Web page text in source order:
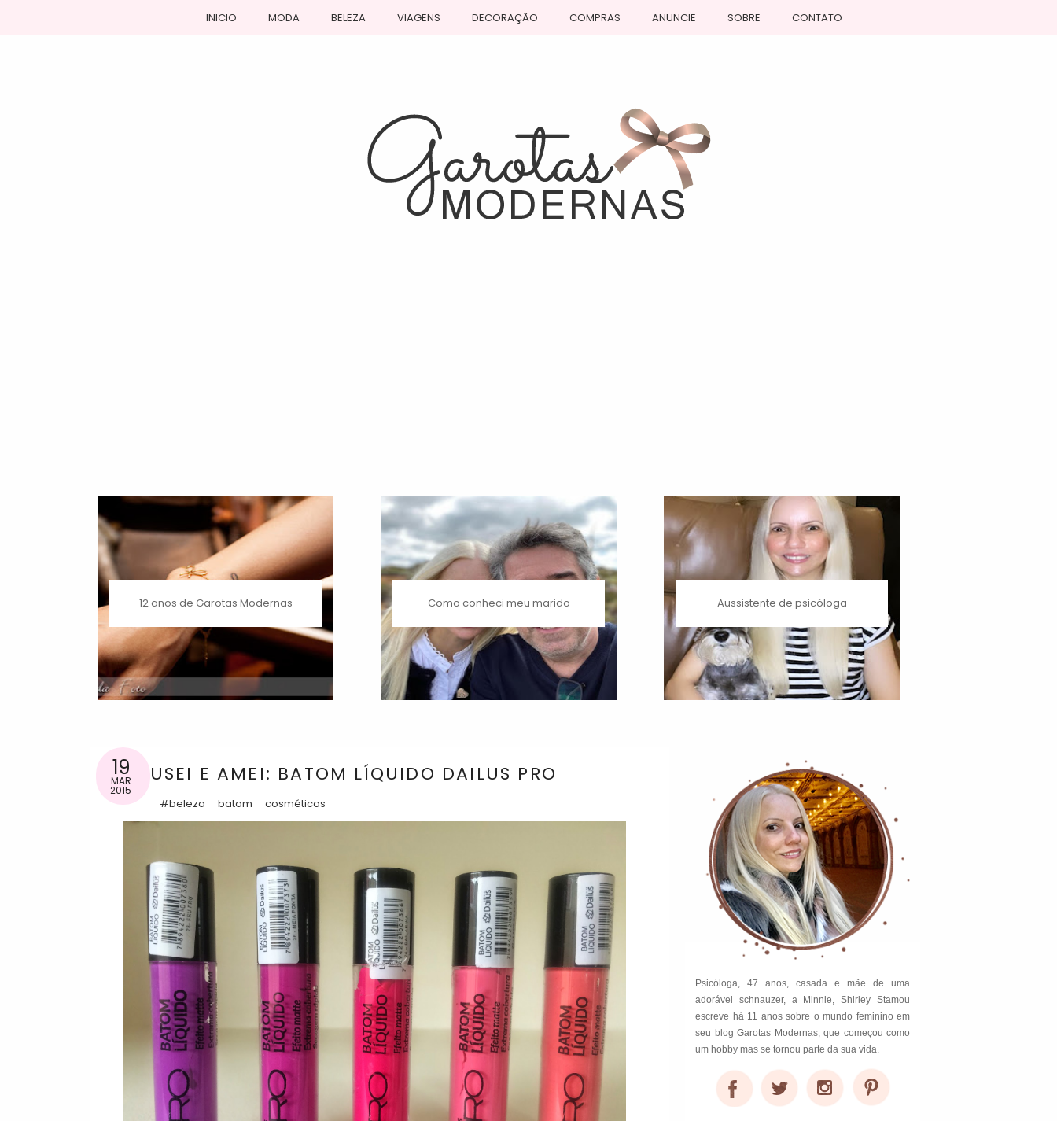
INICIO MODA BELEZA VIAGENS DECORAÇÃO COMPRAS ANUNCIE SOBRE CONTATO
12 anos de Garotas Modernas Como conheci meu marido Aussistente de psicóloga
19
MAR
2015
USEI E AMEI: BATOM LÍQUIDO DAILUS PRO
#beleza batom cosméticos
Psicóloga, 47 anos, casada e mãe de uma
adorável schnauzer, a Minnie, Shirley Stamou
escreve há 11 anos sobre o mundo feminino em
seu blog Garotas Modernas, que começou como
um hobby mas se tornou parte da sua vida.